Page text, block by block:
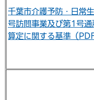
千葉市介護予防・日常
号訪問事業及び第1号
算定に関する基準（